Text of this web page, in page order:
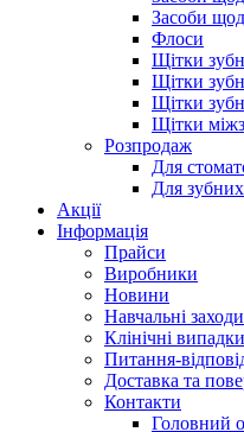
Засоби
Флоси
Щітки
Щітки
Щітки
Щітки
Розпродаж
Для
Для зубних
Акції
Інформація
Прайси
Виробники
Новини
Навчальні заходи
Клінічні випадки
Питання-
Доставка та
Контакти
Головний